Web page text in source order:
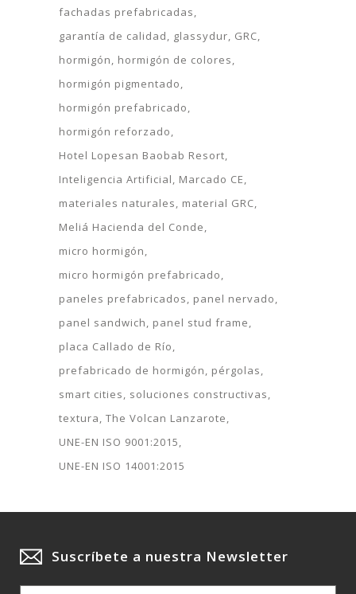
fachadas prefabricadas
garantía de calidad
glassydur GRC
hormigón
hormigón de colores
hormigón pigmentado
hormigón prefabricado
hormigón reforzado
Hotel Lopesan Baobab Resort
Inteligencia Artificial
Marcado CE
materiales naturales
material GRC
Meliá Hacienda del Conde
micro hormigón
micro hormigón prefabricado
paneles prefabricados
panel nervado
panel sandwich
panel stud frame
placa Callado de Río
prefabricado de hormigón
pérgolas
smart cities
soluciones constructivas
textura The Volcan Lanzarote
UNE-EN ISO 9001:2015
UNE-EN ISO 14001:2015
Suscríbete a nuestra Newsletter